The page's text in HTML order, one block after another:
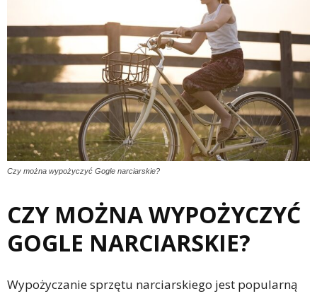
Czy można wypożyczyć Gogle narciarskie?
CZY MOŻNA WYPOŻYCZYĆ
GOGLE NARCIARSKIE?
Wypożyczanie sprzętu narciarskiego jest popularną